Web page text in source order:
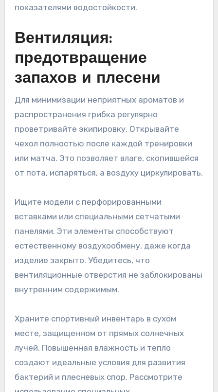
показателями водостойкости.
Вентиляция:
предотвращение
запахов и плесени
Для минимизации неприятных ароматов и
распространения грибка регулярно
проветривайте экипировку. Открывайте
чехол полностью после каждой тренировки
или матча. Это позволяет влаге, скопившейся
от пота, испаряться, а воздуху циркулировать.
Ищите модели с перфорированными
вставками или специальными сетчатыми
панелями. Эти элементы способствуют
естественному воздухообмену, даже когда
изделие закрыто. Убедитесь, что
вентиляционные отверстия не заблокированы
внутренним содержимым.
Храните спортивный инвентарь в сухом
месте, защищенном от прямых солнечных
лучей. Повышенная влажность и тепло
создают идеальные условия для развития
бактерий и плесневых спор. Рассмотрите